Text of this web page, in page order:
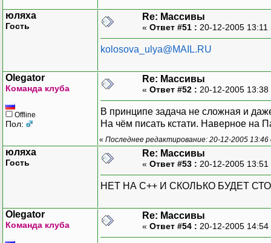
юляха
Гость
Re: Массивы
« Ответ #51 : 20-12-2005
kolosova_ulya@MAIL.RU
Olegator
Команда клуба
Offline
Пол:
Re: Массивы
« Ответ #52 : 20-12-2005
В принципе задача не сложная и
На чём писать кстати. Наверное на
« Последнее редактирование: 20-12-2005
юляха
Гость
Re: Массивы
« Ответ #53 : 20-12-2005
НЕТ НА С++ И СКОЛЬКО БУДЕТ
Olegator
Команда клуба
Re: Массивы
« Ответ #54 : 20-12-2005